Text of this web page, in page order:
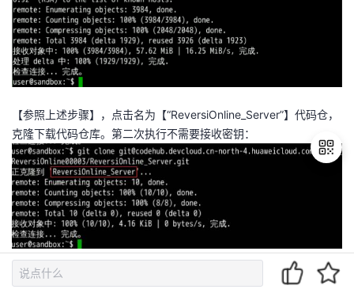
【参照上述步骤】，点击名为【“ReversiOnline_Server”】代码仓，
克隆下载代码仓库。第二次执行不需要接收密钥：
执行以下代码设置Git：